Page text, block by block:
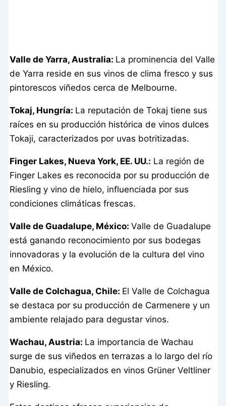
Valle de Yarra, Australia: La prominencia del Valle
de Yarra reside en sus vinos de clima fresco y sus
pintorescos viñedos cerca de Melbourne.
Tokaj, Hungría: La reputación de Tokaj tiene sus
raíces en su producción histórica de vinos dulces
Tokaji, caracterizados por uvas botritizadas.
Finger Lakes, Nueva York, EE. UU.: La región de
Finger Lakes es reconocida por su producción de
Riesling y vino de hielo, influenciada por sus
condiciones climáticas frescas.
Valle de Guadalupe, México:Valle de Guadalupe
está ganando reconocimiento por sus bodegas
innovadoras y la evolución de la cultura del vino
en México.
Valle de Colchagua, Chile: El Valle de Colchagua
se destaca por su producción de Carmenere y un
ambiente relajado para degustar vinos.
Wachau, Austria: La importancia de Wachau
surge de sus viñedos en terrazas a lo largo del río
Danubio, especializados en vinos Grüner Veltliner
y Riesling.